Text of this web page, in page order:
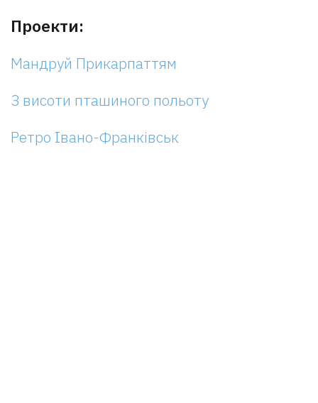
Проекти:
Мандруй Прикарпаттям
З висоти пташиного польоту
Ретро Івано-Франківськ